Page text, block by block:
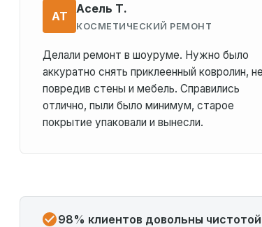
АТ
Асель Т.
КОСМЕТИЧЕСКИЙ РЕМОНТ
Делали ремонт в шоуруме. Нужно было
аккуратно снять приклеенный ковролин, не
повредив стены и мебель. Справились
отлично, пыли было минимум, старое
покрытие упаковали и вынесли.
98% клиентов довольны